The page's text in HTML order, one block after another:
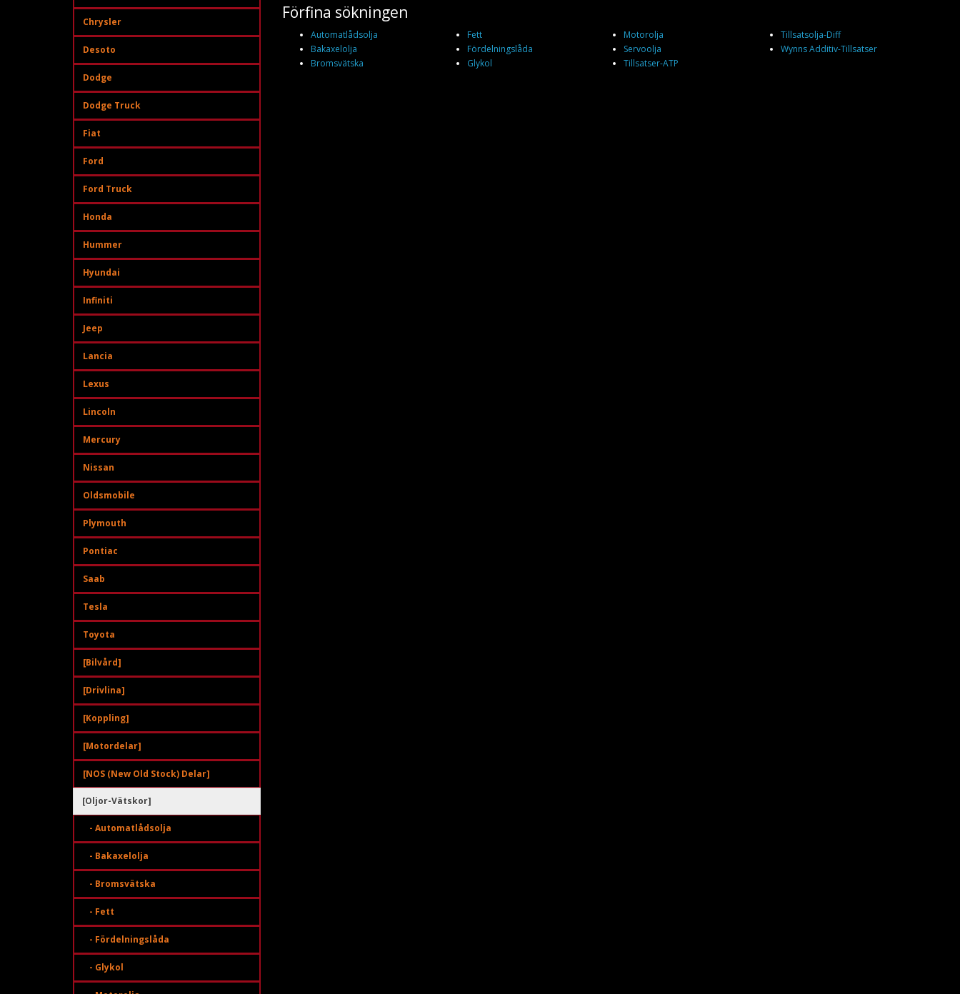
Chrysler
Desoto
Dodge
Dodge Truck
Fiat
Ford
Ford Truck
Honda
Hummer
Hyundai
Infiniti
Jeep
Lancia
Lexus
Lincoln
Mercury
Nissan
Oldsmobile
Plymouth
Pontiac
Saab
Tesla
Toyota
[Bilvård]
[Drivlina]
[Koppling]
[Motordelar]
[NOS (New Old Stock) Delar]
[Oljor-Vätskor]
- Automatlådsolja
- Bakaxelolja
- Bromsvätska
- Fett
- Fördelningslåda
- Glykol
Förfina sökningen
Automatlådsolja
Bakaxelolja
Bromsvätska
Fett
Fördelningslåda
Glykol
Motorolja
Servoolja
Tillsatser-ATP
Tillsatsolja-Diff
Wynns Additiv-Tillsatser